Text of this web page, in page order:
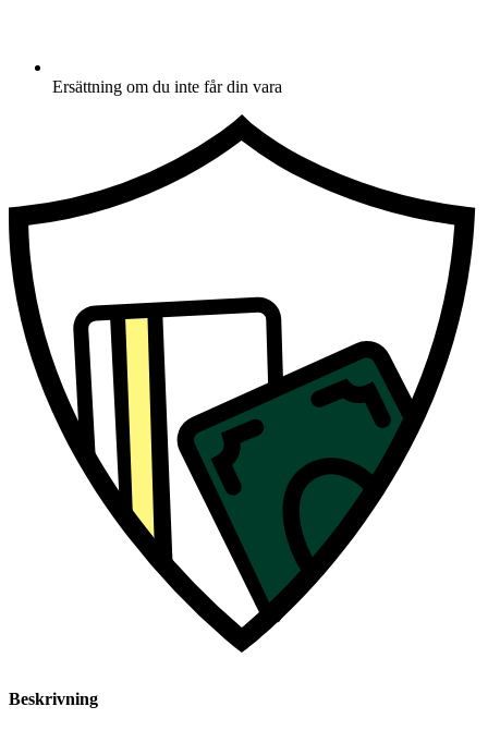
Ersättning om du inte får din vara
Beskrivning